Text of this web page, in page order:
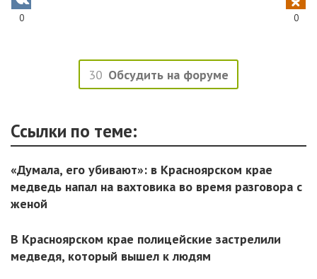
0 0
30 Обсудить на форуме
Ссылки по теме:
«Думала, его убивают»: в Красноярском крае
медведь напал на вахтовика во время разговора с
женой
В Красноярском крае полицейские застрелили
медведя, который вышел к людям